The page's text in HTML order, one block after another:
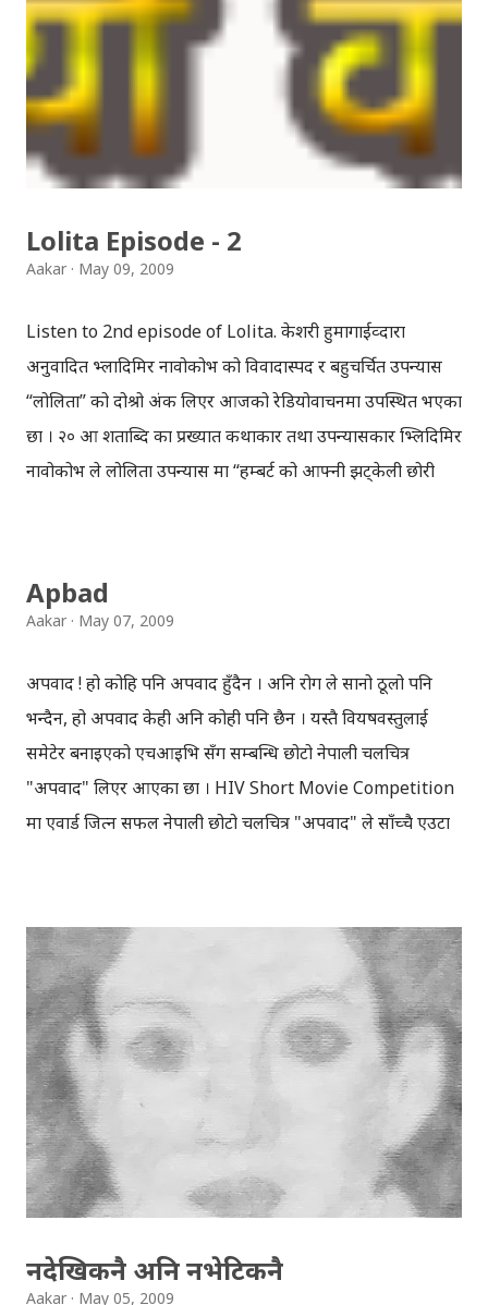
हामीलाई सुकेधारा पुग्न हतार छ । दाजुले बसपार्क जाउँ भन्दा भन्दै मैले
नेपाल यातायात सुझाएँ । यो गाडि मा चढ्दा थाहा हुन्छ कि, खुट्टा मा पनि
आँखा हुनु जरुरी छ भनेर । एउटा पाइला राख्न पनि धेरै सोच्नुपर्छ, यस्तो
सकस हुन्छ कि, गाडि मा उभिँदा केही मा समाउनुपर्ने जरुरी हुँदैन ।
चारैतिर नै मान्छे बाट घेरिएका ...
Lolita Episode - 2
Aakar May 09, 2009
Listen to 2nd episode of Lolita. केशरी हुमागाईव्दारा
अनुवादित भ्लादिमिर नावोकोभ को विवादास्पद र बहुचर्चित उपन्यास
“लोलिता” को दोश्रो अंक लिएर आजको रेडियोवाचनमा उपस्थित भएका
छौँ । २० औँ शताब्दि का प्रख्यात कथाकार तथा उपन्यासकार भ्लिदिमिर
नावोकोभ ले लोलिता उपन्यास मा “हम्बर्ट को आफ्नी झट्केली छोरी
गर्दैहुनुहुन्छ, २५ औँ पृष्ठदेखि । लोलिता हिँड्दा हिँड्दै आएर रोकिइ …
आँखाले हेर्दैछन्… । अनौठो सम्बन्ध र एकदमै विवादास्पद उपन्यास
लोलिता, यस्तै यस्तै प्रसंगहरु सँग अघि बढ्दै जान्छ । अच्युत घिमिरे को
वाचनमा सरल र सहज लागेको “लोलिता” को कथा मैले भनिरहनु जरुरी
लाग्दैन । यहाँहरु ले सुनेर नै मुल्यांकन गर्नसक्नुहुन्छ । जब जब, श्रीमती
हेज घरबाहिर हुन्थिन तब प्रोफेसर लोलितालाई चलाउने र जिस्क्याउने
Apbad
Aakar May 07, 2009
अपवाद ! हो कोहि पनि अपवाद हुँदैन । अनि रोग ले सानो ठूलो पनि
भन्दैन, हो अपवाद केही अनि कोही पनि छैन । यस्तै वियषवस्तुलाई
समेटेर बनाइएको एचआइभि सँग सम्बन्धि छोटो नेपाली चलचित्र
"अपवाद" लिएर आएका छौँ । HIV Short Movie Competition
मा एवार्ड जित्न सफल नेपाली छोटो चलचित्र "अपवाद" ले साँच्चै एउटा
रहेर, अहिलेको नेपाली चलचित्रका व्यस्त नायक राजबल्लभ कोइराला
सँग, अनलाईन कुरा गरेको थिँए । सन्देशमुलक छोटो फिल्म खेल्दा
आफूलाई निकै रमाइलो र नौलो अनुभव भएको नायक राजबल्लभ
कोइरालाले बताए । नेपाली व्यवसायिक चलचित्र चाँहि यस्तो
विषयवस्तुमा बनाउन सकिँदैन भन्दै उनले भने, यहाँ त मान्छेलाई बुझाउनै
गाह्रो छ, कल्ले हेर्ने त्यस्तो चलचित्र । युवाहरुलाई लक्षित गरेर तयार
गरिएको चलचित्र अपवाद, नेपाली टिभि च्यानलहरुबाट पनि प्रसारण
भैसकेको जानकारी नायक कोइरालाले हामीलाई गराए । नेपाली
चलचित्रहरुमा अहिले सर्वाधिक व्यस्त रहेका नायक कोइराला, ले
नदेखिकनै अनि नभेटिकनै
Aakar May 05, 2009